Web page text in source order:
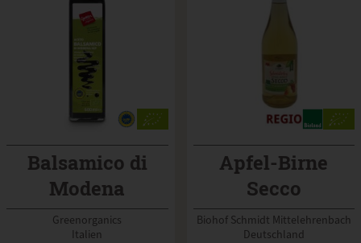
Balsamico di
Modena
Greenorganics
Greenorganics
Italien
Apfel-Birne
Secco
alkoholfrei
Biohof Schmidt Mittelehrenbach
Deutschland